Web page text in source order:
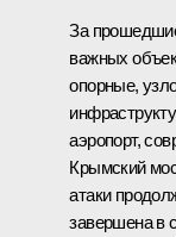
За
важных
опорные,
аэропорт,
Крымский
атаки
завершена в